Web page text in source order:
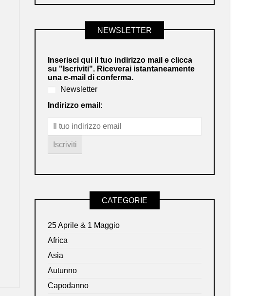
NEWSLETTER
Inserisci qui il tuo indirizzo mail e clicca
su "Iscriviti". Riceverai istantaneamente
una e-mail di conferma.
Newsletter
Indirizzo email:
CATEGORIE
25 Aprile & 1 Maggio
Africa
Asia
Autunno
Capodanno